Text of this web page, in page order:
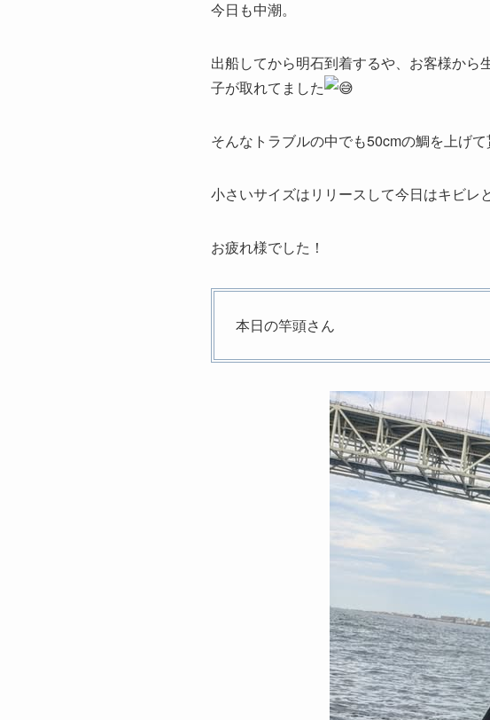
今日も中潮。
出船してから明石到着するや、お客様か
子が取れてました
そんなトラブルの中でも50cmの鯛を上げて
小さいサイズはリリースして今日はキビレ
お疲れ様でした！
本日の竿頭さん